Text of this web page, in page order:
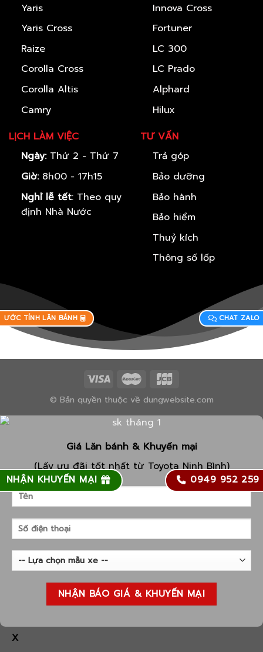
Yaris
Yaris Cross
Raize
Corolla Cross
Corolla Altis
Camry
LỊCH LÀM VIỆC
Ngày:Thứ 2 - Thứ 7
Giờ:8h00 - 17h15
Nghỉ lễ tết: Theo quy
định Nhà Nước
Innova Cross
Fortuner
LC 300
LC Prado
Alphard
Hilux
TƯ VẤN
Trả góp
Bảo dưỡng
Bảo hành
Bảo hiểm
Thuỷ kích
Thông số lốp
0949 952 259
CHAT ZALO
NHẬN KHUYẾN MẠI
ƯỚC TÍNH LĂN BÁNH
© Bản quyền thuộc về dungwebsite.com
Giá Lăn bánh & Khuyến mại
(Lấy ưu đãi tốt nhất từ Toyota Ninh Bình)
X